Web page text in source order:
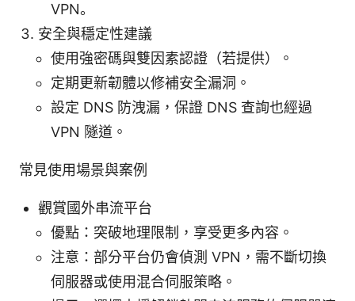
VPN。
安全與穩定性建議
使用強密碼與雙因素認證（若提供）。
定期更新韌體以修補安全漏洞。
設定 DNS 防洩漏，保證 DNS 查詢也經過
VPN 隧道。
常見使用場景與案例
觀賞國外串流平台
優點：突破地理限制，享受更多內容。
注意：部分平台仍會偵測 VPN，需不斷切換
伺服器或使用混合伺服策略。